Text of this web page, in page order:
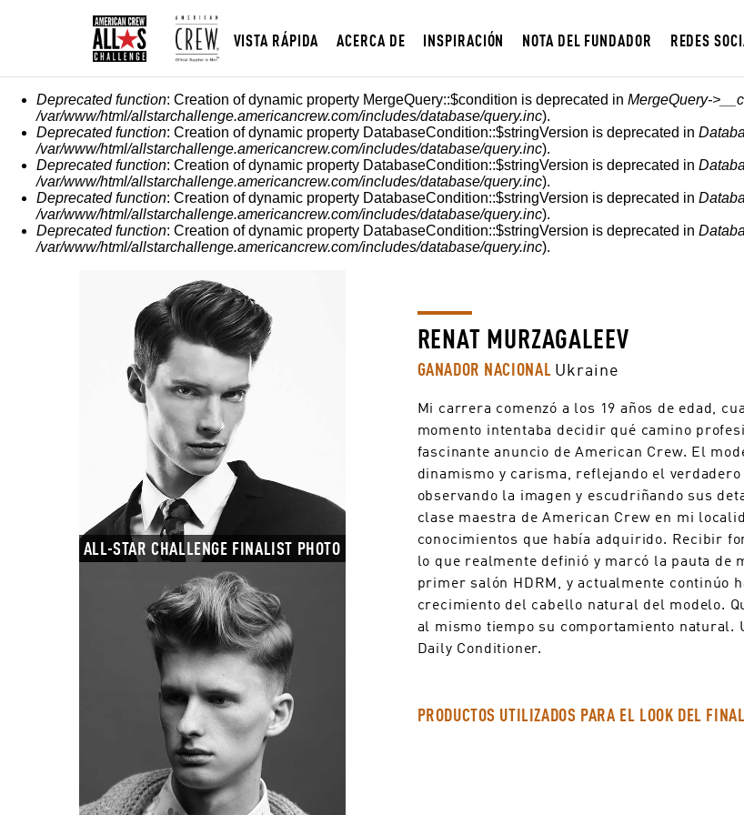
VISTA RÁPIDA ACERCA DE INSPIRACIÓN NOTA DEL FUNDADOR REDES
MENSAJE DE ERROR
Deprecated function: Creation of dynamic property MergeQuery::$condition is deprecated in MergeQuery-
/var/www/html/allstarchallenge.americancrew.com/includes/database/query.inc).
Deprecated function: Creation of dynamic property DatabaseCondition::$stringVersion is deprecated in
/var/www/html/allstarchallenge.americancrew.com/includes/database/query.inc).
Deprecated function: Creation of dynamic property DatabaseCondition::$stringVersion is deprecated in
/var/www/html/allstarchallenge.americancrew.com/includes/database/query.inc).
Deprecated function: Creation of dynamic property DatabaseCondition::$stringVersion is deprecated in
/var/www/html/allstarchallenge.americancrew.com/includes/database/query.inc).
Deprecated function: Creation of dynamic property DatabaseCondition::$stringVersion is deprecated in
/var/www/html/allstarchallenge.americancrew.com/includes/database/query.inc).
ALL-STAR CHALLENGE FINALIST PHOTO
RENAT MURZAGALEEV
GANADOR NACIONALUkraine
Mi carrera comenzó a los 19 años de edad,
momento intentaba decidir qué camino
fascinante anuncio de American Crew. El
dinamismo y carisma, reflejando el
observando la imagen y escudriñando sus
clase maestra de American Crew en mi
conocimientos que había adquirido. Recibir
lo que realmente definió y marcó la pauta
primer salón HDRM, y actualmente continúo
crecimiento del cabello natural del modelo.
al mismo tiempo su comportamiento
Daily Conditioner.
PRODUCTOS UTILIZADOS PARA EL LOOK DEL